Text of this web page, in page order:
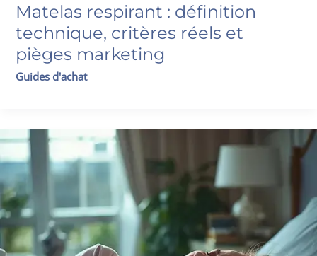
Matelas respirant : définition
technique, critères réels et
pièges marketing
Guides d'achat